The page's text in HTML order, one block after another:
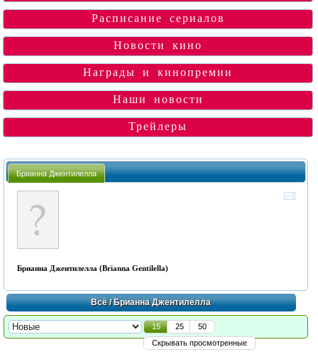
Расписание сериалов
Новости кино
Награды и кинопремии
Наши новости
Трейлеры
Брианна Джентилелла
Брианна Джентилелла (Brianna Gentilella)
Всё/ Брианна Джентилелла
15 25
50
Скрывать просмотренные